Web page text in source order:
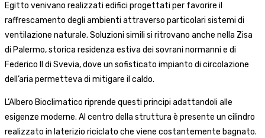
Egitto venivano realizzati edifici progettati per favorire il
raffrescamento degli ambienti attraverso particolari sistemi di
ventilazione naturale. Soluzioni simili si ritrovano anche nella Zisa
di Palermo, storica residenza estiva dei sovrani normanni e di
Federico II di Svevia, dove un sofisticato impianto di circolazione
dell’aria permetteva di mitigare il caldo.
L’Albero Bioclimatico riprende questi principi adattandoli alle
esigenze moderne. Al centro della struttura è presente un cilindro
realizzato in laterizio riciclato che viene costantemente bagnato.